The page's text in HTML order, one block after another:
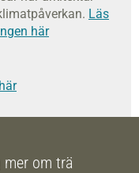
Läs
här
mer om trä